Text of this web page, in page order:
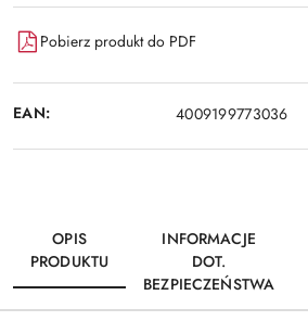
Pobierz produkt do PDF
EAN: 4009199773036
OPIS
PRODUKTU
INFORMACJE
DOT.
BEZPIECZEŃSTWA